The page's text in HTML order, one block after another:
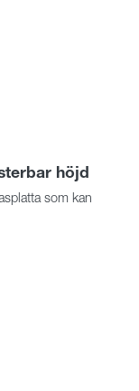
höjd
som kan